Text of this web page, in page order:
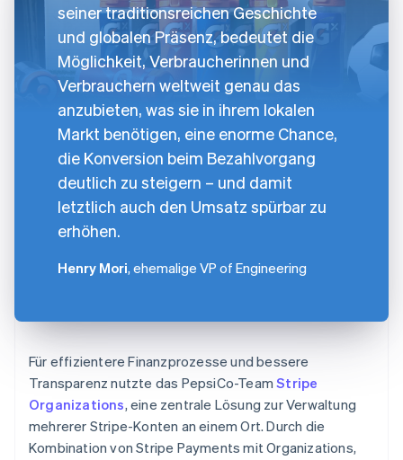
seiner traditionsreichen Geschichte
und globalen Präsenz, bedeutet die
Möglichkeit, Verbraucherinnen und
Verbrauchern weltweit genau das
anzubieten, was sie in ihrem lokalen
Markt benötigen, eine enorme Chance,
die Konversion beim Bezahlvorgang
deutlich zu steigern – und damit
letztlich auch den Umsatz spürbar zu
erhöhen.
Henry Mori, ehemalige VP of Engineering
Für effizientere Finanzprozesse und bessere
Transparenz nutzte das PepsiCo-TeamStripe
Organizations, eine zentrale Lösung zur Verwaltung
mehrerer Stripe-Konten an einem Ort. Durch die
Kombination von Stripe Payments mit Organizations,